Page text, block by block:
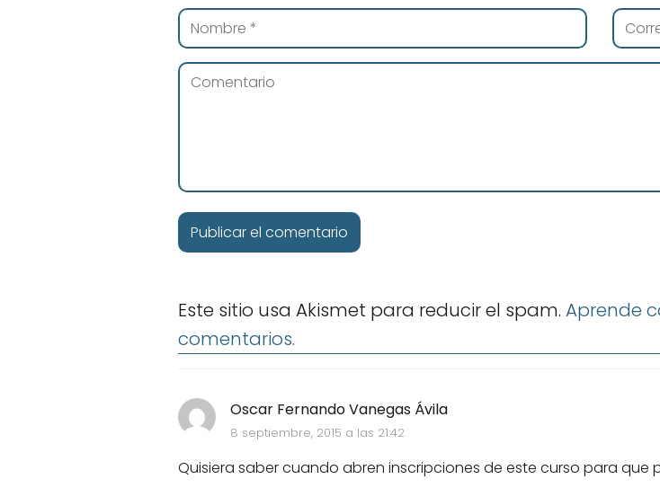
Oscar Fernando Vanegas Ávila
8 septiembre, 2015 a las 21:42
Quisiera saber cuando abren inscripciones de este curso para que
Este sitio usa Akismet para reducir el spam. Aprende
comentarios.